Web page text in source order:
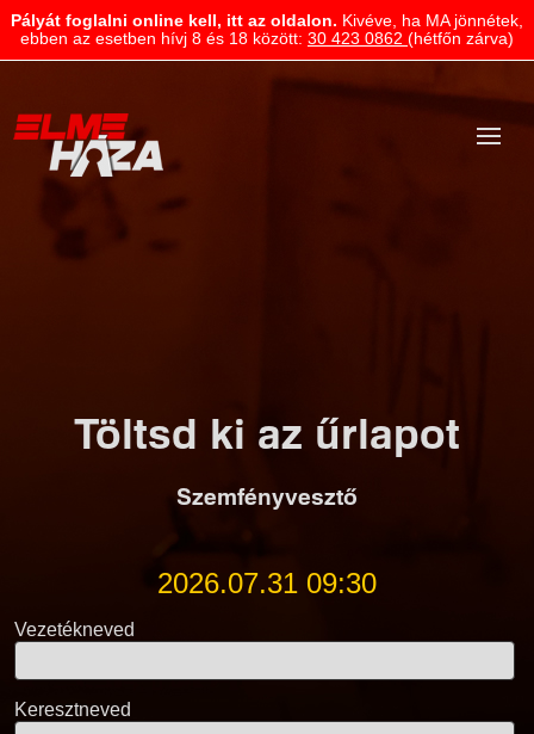
Pályát foglalni online kell, itt az oldalon. Kivéve, ha MA jönnétek,
ebben az esetben hívj 8 és 18 között: 30 423 0862 (hétfőn zárva)
Töltsd ki az űrlapot
Szemfényvesztő
2026.07.31 09:30
Vezetékneved
Keresztneved